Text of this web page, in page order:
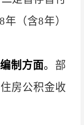
8年（含8年）
制方面。 部
房公积金收